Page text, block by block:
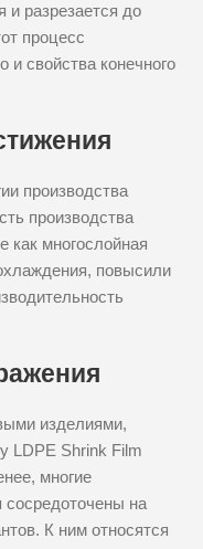
и разрезается до
процесс
и свойства конечного
производства
производства
как многослойная
повысили
изделиями,
LDPE Shrink Film
многие
сосредоточены на
К ним относятся